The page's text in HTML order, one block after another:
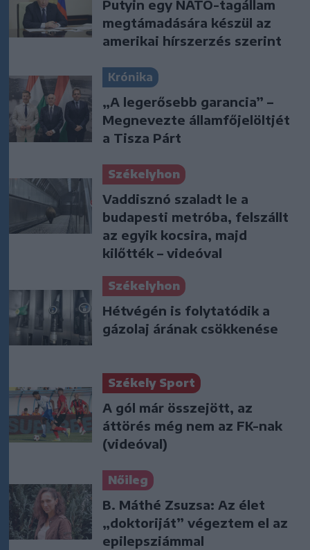
Putyin egy NATO-tagállam
megtámadására készül az
amerikai hírszerzés szerint
Krónika
„A legerősebb garancia” –
Megnevezte államfőjelöltjét
a Tisza Párt
Székelyhon
Vaddisznó szaladt le a
budapesti metróba, felszállt
az egyik kocsira, majd
kilőtték – videóval
Székelyhon
Hétvégén is folytatódik a
gázolaj árának csökkenése
Székely Sport
A gól már összejött, az
áttörés még nem az FK-nak
(videóval)
Nőileg
B. Máthé Zsuzsa: Az élet
„doktoriját” végeztem el az
epilepsziámmal